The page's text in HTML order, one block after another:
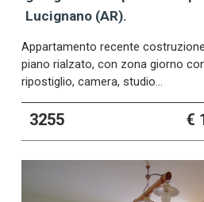
Lucignano (AR).
Appartamento recente
piano rialzato, con zona giorno
ripostiglio, camera, studio…
3255 €